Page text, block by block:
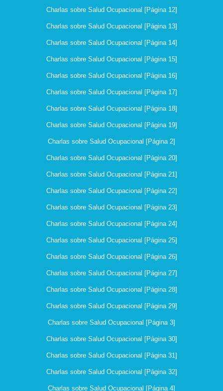
Charlas sobre Salud Ocupacional [Página 12]
Charlas sobre Salud Ocupacional [Página 13]
Charlas sobre Salud Ocupacional [Página 14]
Charlas sobre Salud Ocupacional [Página 15]
Charlas sobre Salud Ocupacional [Página 16]
Charlas sobre Salud Ocupacional [Página 17]
Charlas sobre Salud Ocupacional [Página 18]
Charlas sobre Salud Ocupacional [Página 19]
Charlas sobre Salud Ocupacional [Página 2]
Charlas sobre Salud Ocupacional [Página 20]
Charlas sobre Salud Ocupacional [Página 21]
Charlas sobre Salud Ocupacional [Página 22]
Charlas sobre Salud Ocupacional [Página 23]
Charlas sobre Salud Ocupacional [Página 24]
Charlas sobre Salud Ocupacional [Página 25]
Charlas sobre Salud Ocupacional [Página 26]
Charlas sobre Salud Ocupacional [Página 27]
Charlas sobre Salud Ocupacional [Página 28]
Charlas sobre Salud Ocupacional [Página 29]
Charlas sobre Salud Ocupacional [Página 3]
Charlas sobre Salud Ocupacional [Página 30]
Charlas sobre Salud Ocupacional [Página 31]
Charlas sobre Salud Ocupacional [Página 32]
Charlas sobre Salud Ocupacional [Página 4]